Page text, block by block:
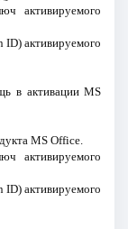
активируемого
ID) активируемого
в активации MS
MS Office.
активируемого
ID) активируемого